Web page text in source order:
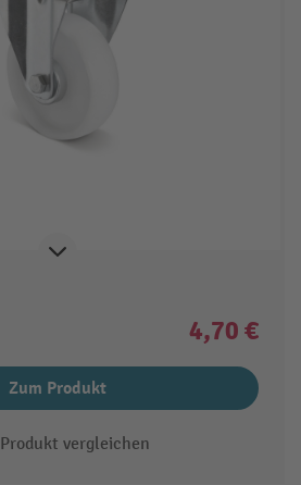
4,70 €
Zum Produkt
Produkt vergleichen